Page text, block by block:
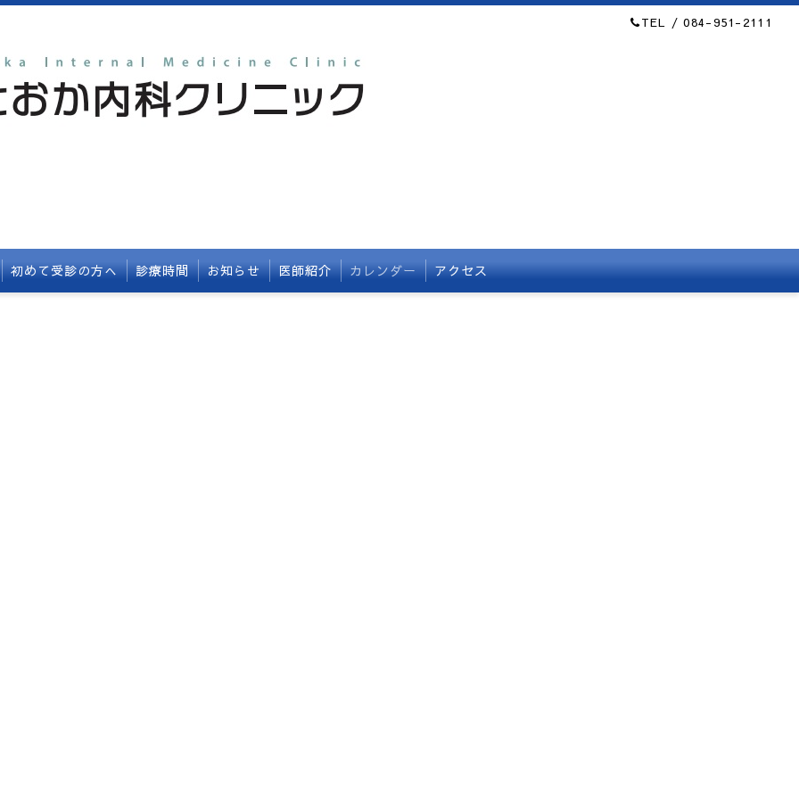
TEL / 084-951-2111
初めて受診の方へ 診療時間 お知らせ 医師紹介 カレンダー アクセス